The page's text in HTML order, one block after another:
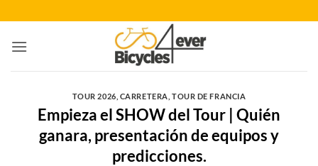
al
contenido
TOUR 2026 CARRETERA TOUR DE FRANCIA
Empieza el SHOW del Tour | Quién
ganara, presentación de equipos y
predicciones.